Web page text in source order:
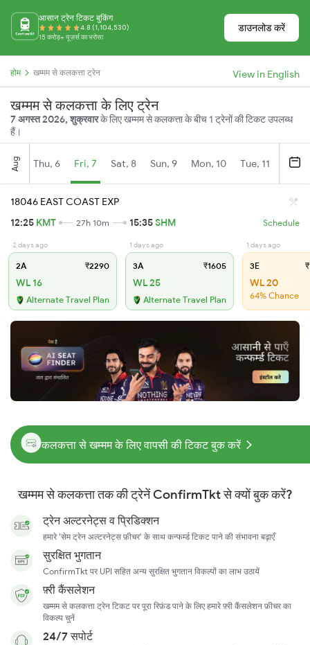
आसान ट्रेन टिकट बुकिंग
4.8 (1,104,530)
15 करोड़+ यूज़र्स का भरोसा
डाउनलोड करें
होम खम्मम से कलकत्ता ट्रेन View in English
खम्मम से कलकत्ता के लिए ट्रेन
7 अगस्त 2026, शुक्रवारके लिए खम्मम से कलकत्ता के बीच 1 ट्रेनों की टिकट उपलब्ध
हैं।
Aug Thu, 6 Fri, 7 Sat, 8 Sun, 9 Mon, 10 Tue, 11
18046 EAST COAST EXP
12:25 KMT 27h 10m 15:35SHM Schedule
2 days ago
2A ₹2290
WL 16
Alternate Travel Plan
1 days ago
3A ₹1605
WL 25
Alternate Travel Plan
1 days ago
3E
WL 20
64% Chance
कलकत्ता से खम्मम के लिए वापसी की टिकट बुक करें
खम्मम से कलकत्ता तक की ट्रेनें ConfirmTkt से क्यों बुक करें?
ट्रेन अल्टरनेट्स व प्रिडिक्शन
हमारे 'सेम ट्रेन अल्टरनेट्स फ़ीचर' के साथ कन्फर्म्ड टिकट पाने की संभावना बढ़ाएँ
सुरक्षित भुगतान
ConfirmTkt पर UPI सहित अन्य सुरक्षित भुगतान विकल्पों का लाभ उठायें
फ़्री कैंसलेशन
खम्मम से कलकत्ता ट्रेन टिकट पर पूरा रिफ़ंड पाने के लिए हमारे फ़्री कैंसलेशन फ़ीचर का
विकल्प चुनें
24/7 सपोर्ट